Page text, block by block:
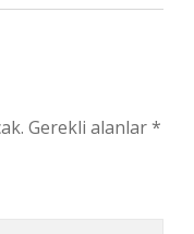
Gerekli alanlar*